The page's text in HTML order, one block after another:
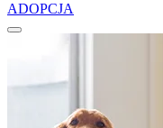
ADOPCJA